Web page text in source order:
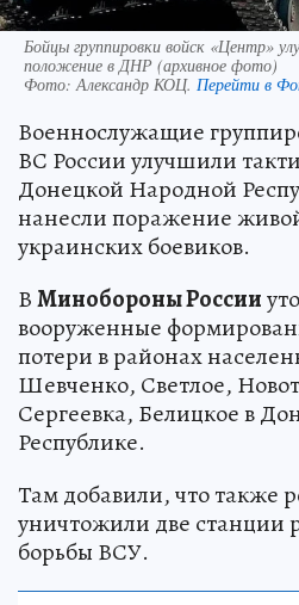
Бойцы группировки войск «Центр»
положение в ДНР (архивное фото)
Фото:Александр КОЦ. Перейти в
Военнослужащие
ВС России улучшили
Донецкой Народной
нанесли поражение
украинских боевиков.
ВМинобороны России
вооруженные
потери в районах
Шевченко, Светлое,
Сергеевка, Белицкое в
Республике.
Там добавили, что также
уничтожили две станции
борьбы ВСУ.